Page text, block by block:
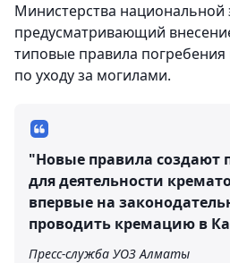
Министерства национальной
предусматривающий
типовые правила погребения
по уходу за могилами.
"Новые правила создают
для деятельности
впервые на
проводить кремацию в
Пресс-служба УОЗ Алматы